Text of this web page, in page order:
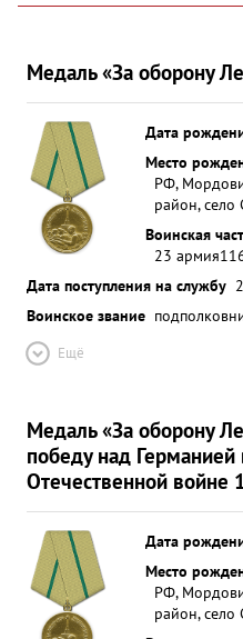
Медаль «За оборону
Дата
Место
РФ,
район, село
Воинская
23 армия
Дата поступления на службу
Воинское звание
Ещё
Медаль «За оборону
победу над
Отечественной войне
Дата
Место
РФ,
район, село